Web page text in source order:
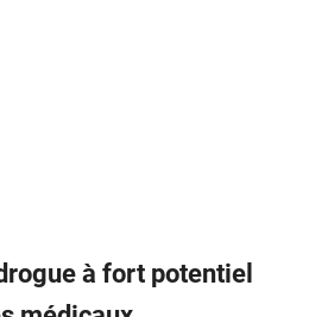
à fort potentiel